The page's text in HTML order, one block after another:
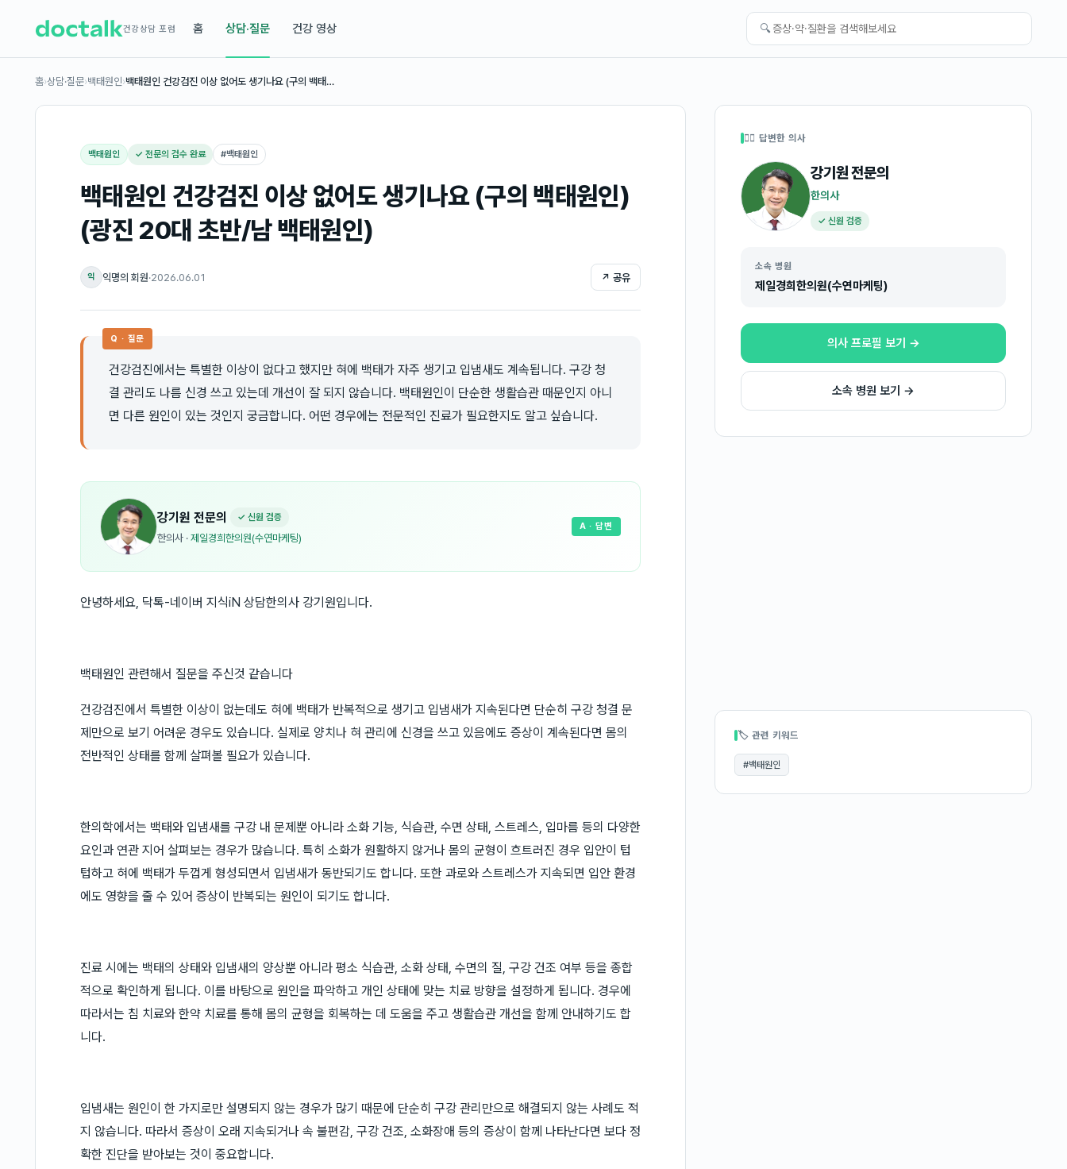
건강상담 포럼 홈 상담·질문 건강 영상 🔍
홈›상담·질문›백태원인›백태원인 건강검진 이상 없어도 생기나요 (구의 백태…
백태원인 ✓ 전문의 검수 완료 #백태원인
백태원인 건강검진 이상 없어도 생기나요 (구의 백태원인)
(광진 20대 초반/남 백태원인)
익 익명의 회원·2026.06.01 ↗ 공유
Q · 질문
건강검진에서는 특별한 이상이 없다고 했지만 혀에 백태가 자주 생기고 입냄새도 계속됩니다. 구강 청
결 관리도 나름 신경 쓰고 있는데 개선이 잘 되지 않습니다. 백태원인이 단순한 생활습관 때문인지 아니
면 다른 원인이 있는 것인지 궁금합니다. 어떤 경우에는 전문적인 진료가 필요한지도 알고 싶습니다.
강기원 전문의 ✓ 신원 검증
한의사 · 제일경희한의원(수연마케팅)
A · 답변
안녕하세요, 닥톡-네이버 지식iN 상담한의사 강기원입니다.
백태원인 관련해서 질문을 주신것 같습니다
건강검진에서 특별한 이상이 없는데도 혀에 백태가 반복적으로 생기고 입냄새가 지속된다면 단순히 구강 청결 문
제만으로 보기 어려운 경우도 있습니다. 실제로 양치나 혀 관리에 신경을 쓰고 있음에도 증상이 계속된다면 몸의
전반적인 상태를 함께 살펴볼 필요가 있습니다.
한의학에서는 백태와 입냄새를 구강 내 문제뿐 아니라 소화 기능, 식습관, 수면 상태, 스트레스, 입마름 등의 다양한
요인과 연관 지어 살펴보는 경우가 많습니다. 특히 소화가 원활하지 않거나 몸의 균형이 흐트러진 경우 입안이 텁
텁하고 혀에 백태가 두껍게 형성되면서 입냄새가 동반되기도 합니다. 또한 과로와 스트레스가 지속되면 입안 환경
에도 영향을 줄 수 있어 증상이 반복되는 원인이 되기도 합니다.
진료 시에는 백태의 상태와 입냄새의 양상뿐 아니라 평소 식습관, 소화 상태, 수면의 질, 구강 건조 여부 등을 종합
적으로 확인하게 됩니다. 이를 바탕으로 원인을 파악하고 개인 상태에 맞는 치료 방향을 설정하게 됩니다. 경우에
따라서는 침 치료와 한약 치료를 통해 몸의 균형을 회복하는 데 도움을 주고 생활습관 개선을 함께 안내하기도 합
니다.
입냄새는 원인이 한 가지로만 설명되지 않는 경우가 많기 때문에 단순히 구강 관리만으로 해결되지 않는 사례도 적
지 않습니다. 따라서 증상이 오래 지속되거나 속 불편감, 구강 건조, 소화장애 등의 증상이 함께 나타난다면 보다 정
확한 진단을 받아보는 것이 중요합니다.
👩‍⚕️ 답변한 의사
강기원전문의
한의사
✓ 신원 검증
소속 병원
제일경희한의원(수연마케팅)
의사 프로필 보기 →
소속 병원 보기 →
🏷 관련 키워드
#백태원인